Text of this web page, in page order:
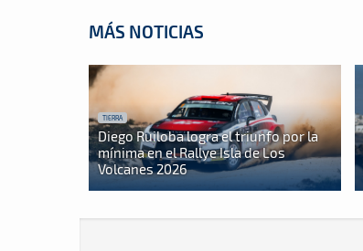
MÁS NOTICIAS
TIERRA
Diego Ruiloba logra el triunfo por la
mínima en el Rallye Isla de Los
Volcanes 2026